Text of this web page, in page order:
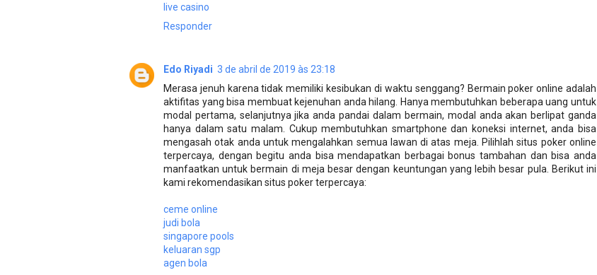
live casino
Responder
Edo Riyadi 3 de abril de 2019 às 23:18
Merasa jenuh karena tidak memiliki kesibukan di waktu senggang? Bermain poker online adalah
aktifitas yang bisa membuat kejenuhan anda hilang. Hanya membutuhkan beberapa uang untuk
modal pertama, selanjutnya jika anda pandai dalam bermain, modal anda akan berlipat ganda
hanya dalam satu malam. Cukup membutuhkan smartphone dan koneksi internet, anda bisa
mengasah otak anda untuk mengalahkan semua lawan di atas meja. Pilihlah situs poker online
terpercaya, dengan begitu anda bisa mendapatkan berbagai bonus tambahan dan bisa anda
manfaatkan untuk bermain di meja besar dengan keuntungan yang lebih besar pula. Berikut ini
kami rekomendasikan situs poker terpercaya:
ceme online
judi bola
singapore pools
keluaran sgp
agen bola